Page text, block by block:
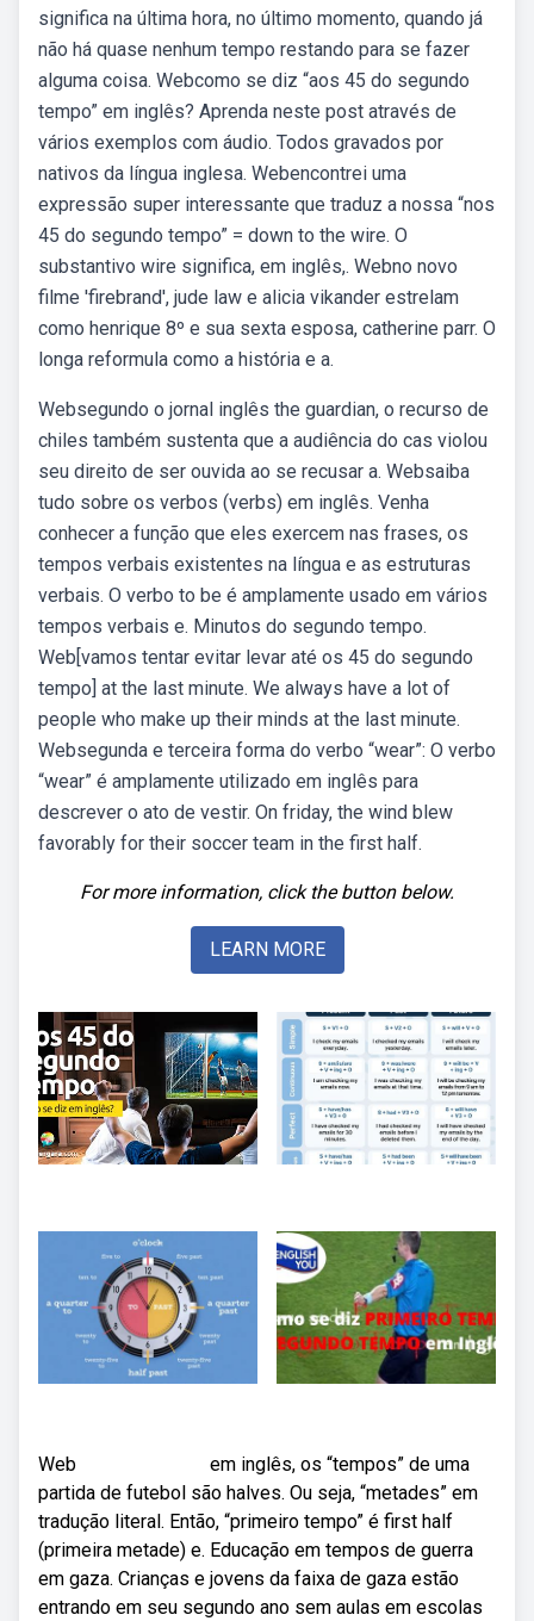
significa na última hora, no último momento, quando já
não há quase nenhum tempo restando para se fazer
alguma coisa. Webcomo se diz “aos 45 do segundo
tempo” em inglês? Aprenda neste post através de
vários exemplos com áudio. Todos gravados por
nativos da língua inglesa. Webencontrei uma
expressão super interessante que traduz a nossa “nos
45 do segundo tempo” = down to the wire. O
substantivo wire significa, em inglês,. Webno novo
filme 'firebrand', jude law e alicia vikander estrelam
como henrique 8º e sua sexta esposa, catherine parr. O
longa reformula como a história e a.
Websegundo o jornal inglês the guardian, o recurso de
chiles também sustenta que a audiência do cas violou
seu direito de ser ouvida ao se recusar a. Websaiba
tudo sobre os verbos (verbs) em inglês. Venha
conhecer a função que eles exercem nas frases, os
tempos verbais existentes na língua e as estruturas
verbais. O verbo to be é amplamente usado em vários
tempos verbais e. Minutos do segundo tempo.
Web[vamos tentar evitar levar até os 45 do segundo
tempo] at the last minute. We always have a lot of
people who make up their minds at the last minute.
Websegunda e terceira forma do verbo “wear”: O verbo
“wear” é amplamente utilizado em inglês para
descrever o ato de vestir. On friday, the wind blew
favorably for their soccer team in the first half.
For more information, click the button below.
LEARN MORE
Web⠀⠀⠀⠀⠀⠀⠀⠀⠀ em inglês, os “tempos” de uma
partida de futebol são halves. Ou seja, “metades” em
tradução literal. Então, “primeiro tempo” é first half
(primeira metade) e. Educação em tempos de guerra
em gaza. Crianças e jovens da faixa de gaza estão
entrando em seu segundo ano sem aulas em escolas